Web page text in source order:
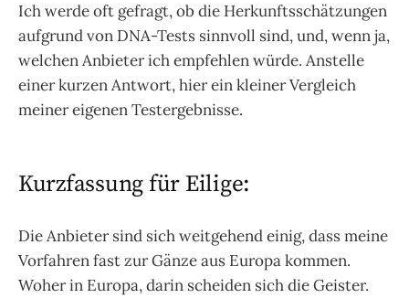
Ich werde oft gefragt, ob die Herkunftsschätzungen
aufgrund von DNA-Tests sinnvoll sind, und, wenn ja,
welchen Anbieter ich empfehlen würde. Anstelle
einer kurzen Antwort, hier ein kleiner Vergleich
meiner eigenen Testergebnisse.
Kurzfassung für Eilige:
Die Anbieter sind sich weitgehend einig, dass meine
Vorfahren fast zur Gänze aus Europa kommen.
Woher in Europa, darin scheiden sich die Geister.